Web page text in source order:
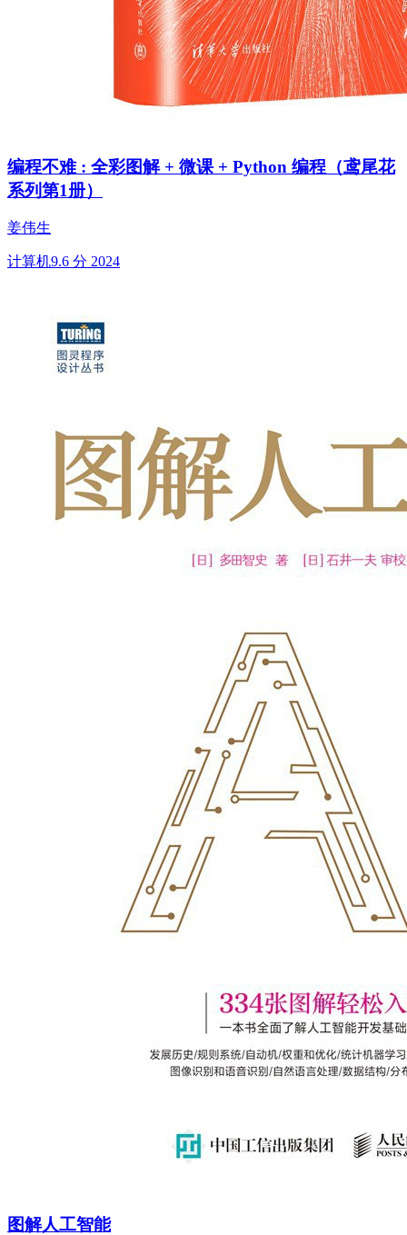
编程不难 : 全彩图解 + 微课 + Python 编程（鸢尾花
系列第1册）
姜伟生
计算机9.6 分 2024
图解人工智能